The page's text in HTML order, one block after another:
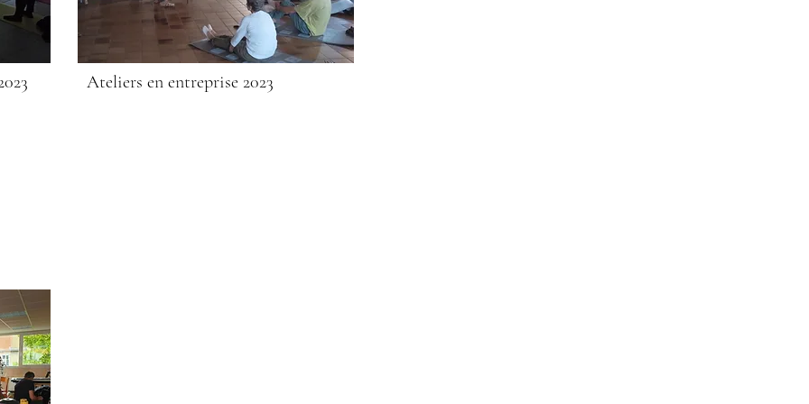
Ateliers en entreprise 2023